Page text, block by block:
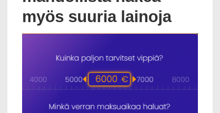
myös suuria lainoja